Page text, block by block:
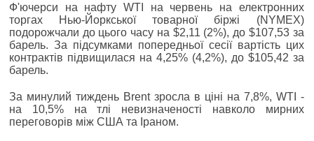
Ф'ючерси на нафту WTI на червень на електронних
торгах Нью-Йоркської товарної біржі (NYMEX)
подорожчали до цього часу на $2,11 (2%), до $107,53 за
барель. За підсумками попередньої сесії вартість цих
контрактів підвищилася на 4,25% (4,2%), до $105,42 за
барель.
За минулий тиждень Brent зросла в ціні на 7,8%, WTI -
на 10,5% на тлі невизначеності навколо мирних
переговорів між США та Іраном.